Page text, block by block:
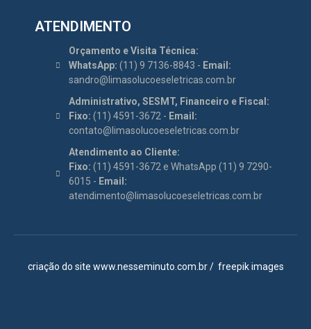
ATENDIMENTO
Orçamento e Visita Técnica:
WhatsApp: (11) 9 7136-8843 - Email:
sandro@limasolucoeseletricas.com.br
Administrativo, SESMT, Financeiro e Fiscal:
Fixo: (11) 4591-3672 - Email:
contato@limasolucoeseletricas.com.br
Atendimento ao Cliente:
Fixo: (11) 4591-3672 e WhatsApp (11) 9 7290-
6015 - Email:
atendimento@limasolucoeseletricas.com.br
criação do site www.nesseminuto.com.br/ freepik images